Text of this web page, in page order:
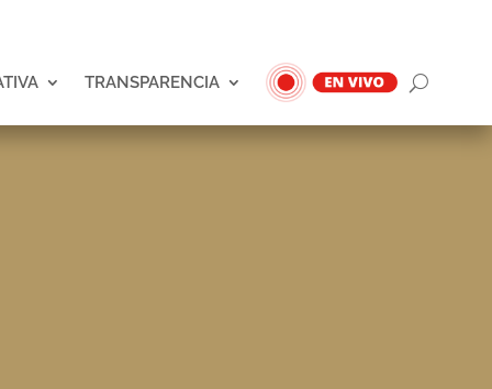
TRANSPARENCIA